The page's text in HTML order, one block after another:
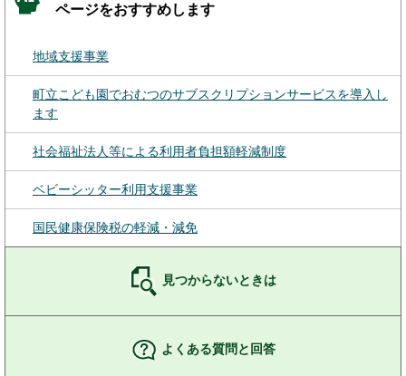
ページをおすすめします
地域支援事業
町立こども園でおむつのサブスクリプションサービスを導入し
ます
社会福祉法人等による利用者負担額軽減制度
ベビーシッター利用支援事業
国民健康保険税の軽減・減免
見つからないときは
よくある質問と回答